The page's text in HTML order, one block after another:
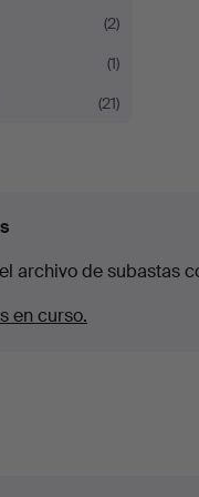
(2)
(1)
(21)
archivo de subastas
en curso.